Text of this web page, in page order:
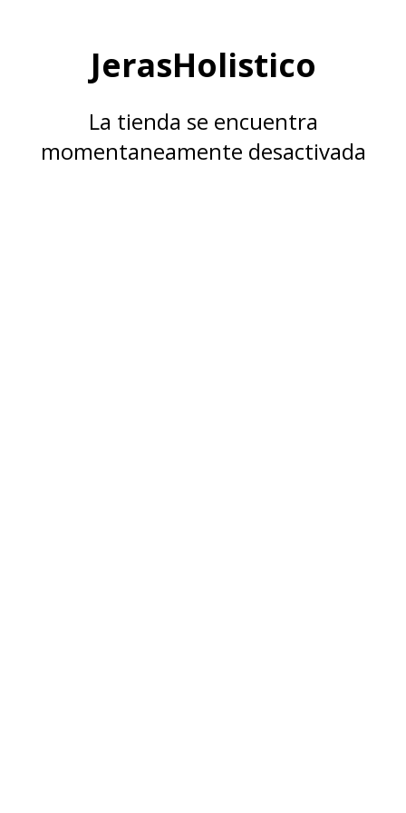
JerasHolistico
La tienda se encuentra
momentaneamente desactivada